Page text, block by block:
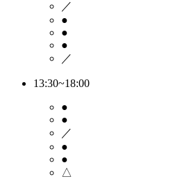
／
●
●
●
／
13:30~18:00
●
●
／
●
●
△